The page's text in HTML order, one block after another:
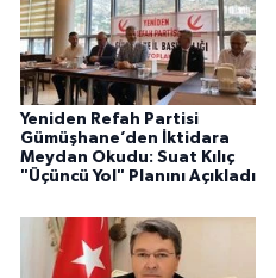
Yeniden Refah Partisi
Gümüşhane’den İktidara
Meydan Okudu: Suat Kılıç
"Üçüncü Yol" Planını Açıkladı